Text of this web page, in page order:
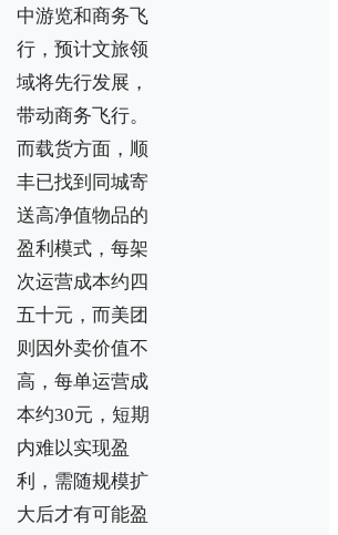
中游览和商务飞
行，预计文旅领
域将先行发展，
带动商务飞行。
而载货方面，顺
丰已找到同城寄
送高净值物品的
盈利模式，每架
次运营成本约四
五十元，而美团
则因外卖价值不
高，每单运营成
本约30元，短期
内难以实现盈
利，需随规模扩
大后才有可能盈